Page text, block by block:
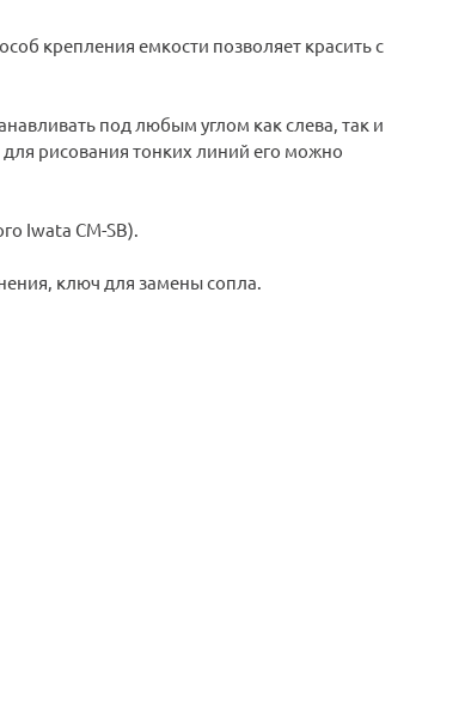
крепления емкости позволяет красить с
под любым углом как слева, так и
рисования тонких линий его можно
Iwata CM-SB).
ключ для замены сопла.